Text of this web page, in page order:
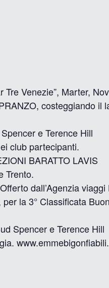
Venezie”, Marter,
costeggiando il
e Terence Hill
club partecipanti.
BARATTO LAVIS
Trento.
dall’Agenzia
la 3° Classificata
Spencer e Terence Hill